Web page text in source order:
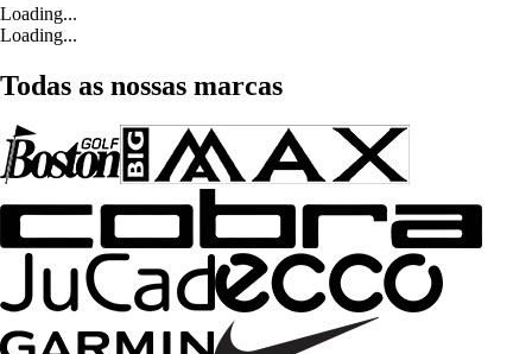
Loading...
Loading...
Todas as nossas marcas